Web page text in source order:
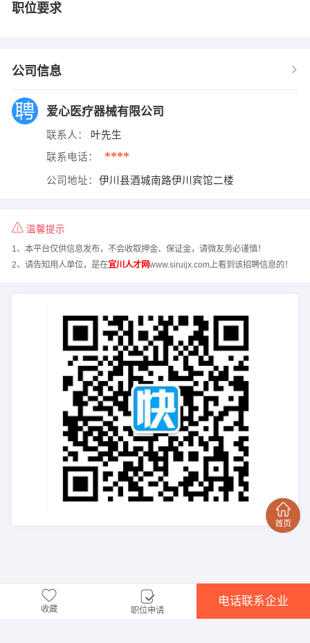
职位要求
公司信息
爱心医疗器械有限公司
联系人： 叶先生
联系电话： ****
公司地址： 伊川县酒城南路伊川宾馆二楼
温馨提示
1、本平台仅供信息发布，不会收取押金、保证金，请微友务必谨慎！
2、请告知用人单位，是在宜川人才网www.siruijx.com上看到该招聘信息的！
收藏 职位申请
电话联系企业